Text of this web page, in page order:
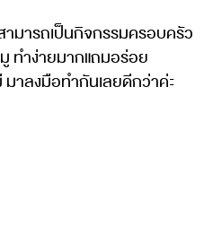
ามารถเป็นกิจกรรมครอบครัว
ทำง่ายมากแถมอร่อย
าลงมือทำกันเลยดีกว่าค่ะ